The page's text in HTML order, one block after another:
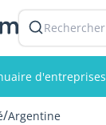
Rechercher
d'entreprises
/Argentine